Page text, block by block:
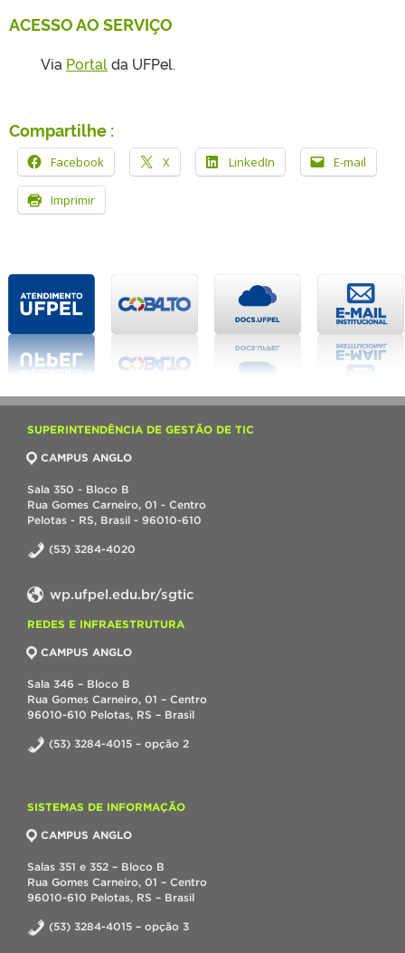
ACESSO AO SERVIÇO
Via Portalda UFPel.
Compartilhe :
Facebook X LinkedIn E-mail
Imprimir
SUPERINTENDÊNCIA DE GESTÃO DE TIC
CAMPUS ANGLO
Sala 350 - Bloco B
Rua Gomes Carneiro, 01 - Centro
Pelotas - RS, Brasil - 96010-610
wp.ufpel.edu.br/sgtic
(53) 3284-4020
REDES E INFRAESTRUTURA
CAMPUS ANGLO
Sala 346 – Bloco B
Rua Gomes Carneiro, 01 – Centro
96010-610 Pelotas, RS – Brasil
(53) 3284-4015 – opção 2
SISTEMAS DE INFORMAÇÃO
CAMPUS ANGLO
Salas 351 e 352 – Bloco B
Rua Gomes Carneiro, 01 – Centro
96010-610 Pelotas, RS – Brasil
(53) 3284-4015 – opção 3